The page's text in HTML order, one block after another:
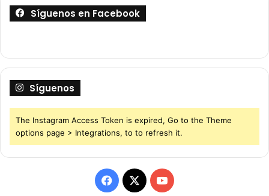
Síguenos en Facebook
Síguenos
The Instagram Access Token is expired, Go to the Theme
options page > Integrations, to to refresh it.
F
X
Y